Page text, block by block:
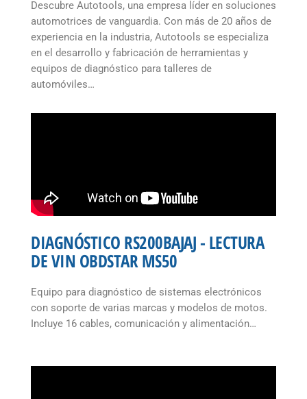
Descubre Autotools, una empresa líder en soluciones
automotrices de vanguardia. Con más de 20 años de
experiencia en la industria, Autotools se especializa
en el desarrollo y fabricación de herramientas y
equipos de diagnóstico para talleres de
automóviles…
DIAGNÓSTICO RS200BAJAJ - LECTURA
DE VIN OBDSTAR MS50
Equipo para diagnóstico de sistemas electrónicos
con soporte de varias marcas y modelos de motos.
Incluye 16 cables, comunicación y alimentación…